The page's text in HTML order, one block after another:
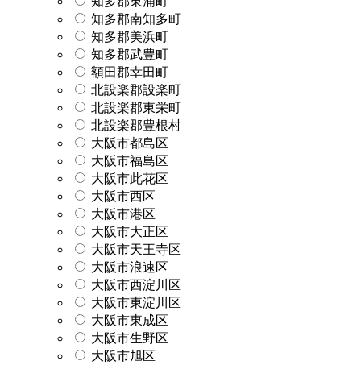
知多郡南知多町
知多郡美浜町
知多郡武豊町
額田郡幸田町
北設楽郡設楽町
北設楽郡東栄町
北設楽郡豊根村
大阪市都島区
大阪市福島区
大阪市此花区
大阪市西区
大阪市港区
大阪市大正区
大阪市天王寺区
大阪市浪速区
大阪市西淀川区
大阪市東淀川区
大阪市東成区
大阪市生野区
大阪市旭区